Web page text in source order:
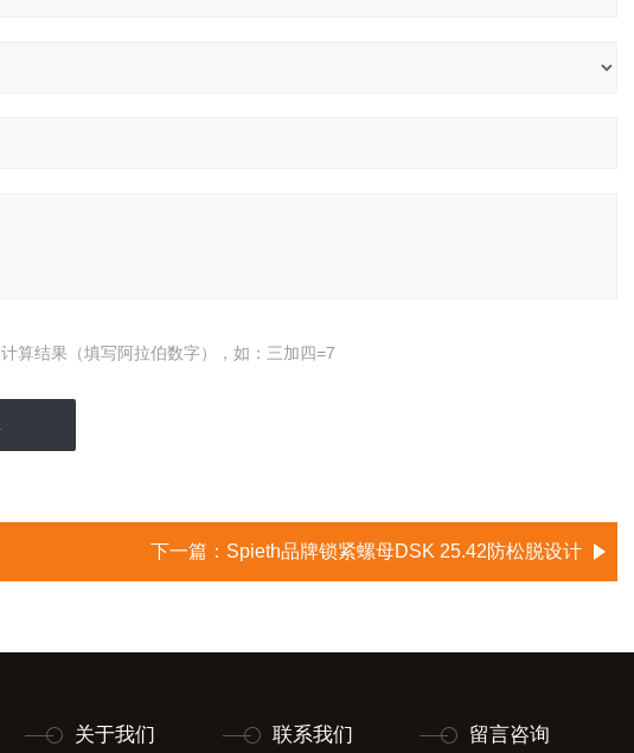
算结果（填写阿拉伯数字），如：三加四=7
下一篇： Spieth品牌锁紧螺母DSK 25.42防松脱设计
关于我们 联系我们 留言咨询